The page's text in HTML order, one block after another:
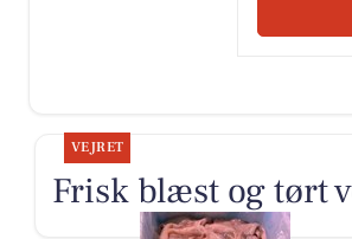
VEJRET
Frisk blæst og tørt